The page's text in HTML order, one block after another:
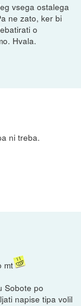
vsega ostalega
ne zato, ker bi
o
Hvala.
ni treba.
mt
Sobote po
napise tipa volil